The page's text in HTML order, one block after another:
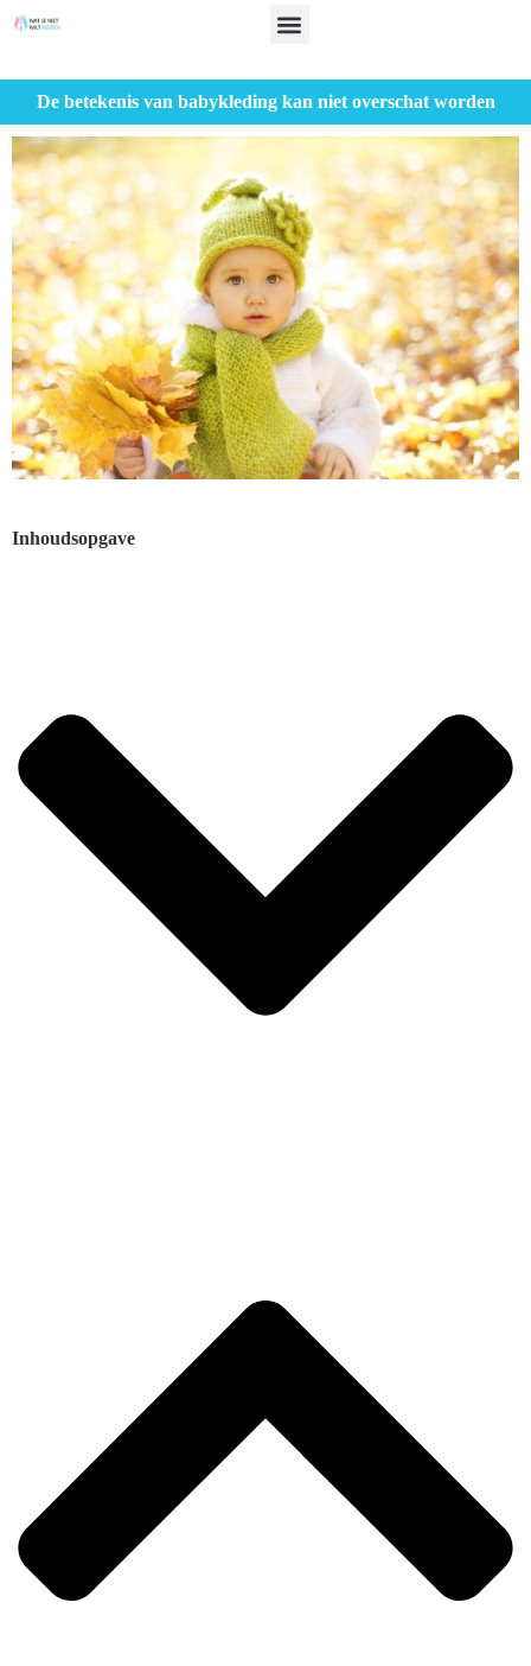
De betekenis van babykleding kan niet overschat worden
Inhoudsopgave